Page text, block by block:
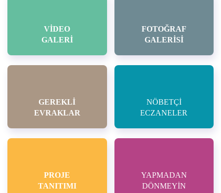
VİDEO
GALERİ
GEREKLİ
EVRAKLAR
PROJE
TANITIMI
FOTOĞRAF
GALERİSİ
NÖBETÇİ
ECZANELER
YAPMADAN
DÖNMEYİN